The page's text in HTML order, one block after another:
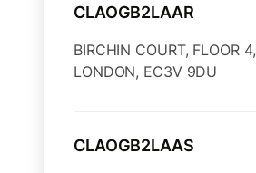
CLAOGB2LAAR
BIRCHIN COURT, FLOOR 4,
LONDON, EC3V 9DU
CLAOGB2LAAS